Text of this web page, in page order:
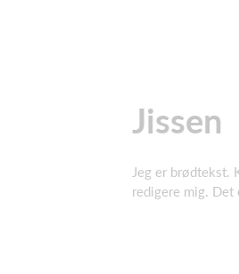
Jissen
Jeg er
redigere mig. Det